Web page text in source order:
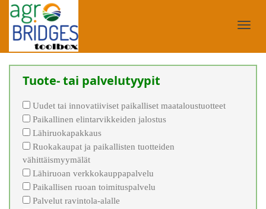
Tuote- tai palvelutyypit
Uudet tai innovatiiviset paikalliset maataloustuotteet
Paikallinen elintarvikkeiden jalostus
Lähiruokapakkaus
Ruokakaupat ja paikallisten tuotteiden
vähittäismyymälät
Lähiruoan verkkokauppapalvelu
Paikallisen ruoan toimituspalvelu
Palvelut ravintola-alalle